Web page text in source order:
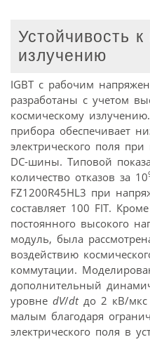
Устойчивость
излучению
IGBT с рабочим
разработаны с учетом
космическому
прибора обеспечивает
электрического поля
DC-шины. Типовой
количество отказов за 10
FZ1200R45HL3 при
составляет 100 FIT.
постоянного высокого
модуль, была
воздействию
коммутации.
дополнительный
уровне dV/dtдо 2 кВ/мкс
малым благодаря
электрического поля в